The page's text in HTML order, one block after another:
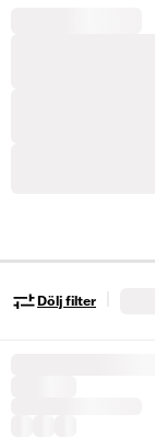
Dölj filter